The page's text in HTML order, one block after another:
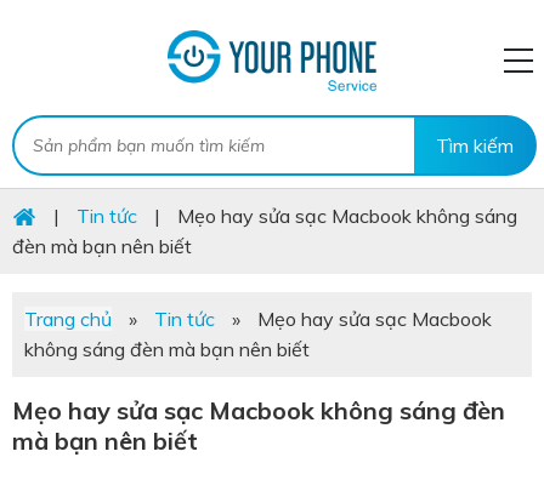
| Tin tức |
Mẹo hay sửa sạc Macbook không sáng
đèn mà bạn nên biết
Trang chủ » Tin tức »
Mẹo hay sửa sạc Macbook
không sáng đèn mà bạn nên biết
Mẹo hay sửa sạc Macbook không sáng đèn
mà bạn nên biết